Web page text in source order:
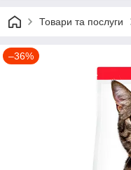
Товари та послуги
–36%